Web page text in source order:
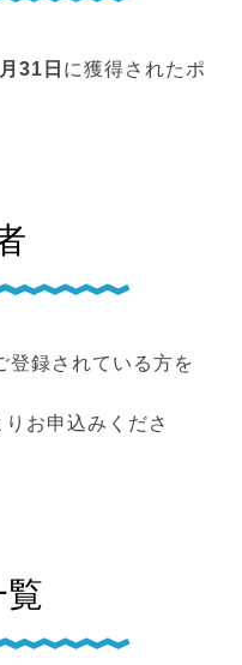
31日 に獲得されたポ
登録されている方を
りお申込みくださ
覧